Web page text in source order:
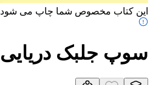
این کتاب مخصوص شما چاپ می شود
سوپ جلبک دریایی